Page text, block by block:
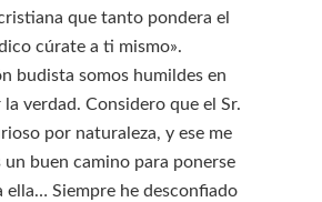
que tanto pondera el
cúrate a ti mismo».
budista somos humildes en
la verdad. Considero que el Sr.
por naturaleza, y ese me
un buen camino para ponerse
ella… Siempre he desconfiado